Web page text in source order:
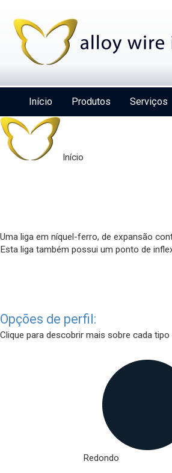
Início Produtos Serviços
Início
Uma liga em níquel-ferro, de expansão
Esta liga também possui um ponto de
Opções de perfil:
Clique para descobrir mais sobre cada tipo
Redondo